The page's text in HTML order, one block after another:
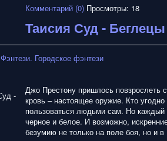
Комментарий (0) Просмотры: 18
Таисия Суд - Беглецы
Фэнтези. Городское фэнтези
Джо Престону пришлось
кровь – настоящее оружие. Кто
пользоваться людьми сам. Но каждый
черное и белое. И возможно,
безумию не только на поле боя, но и в